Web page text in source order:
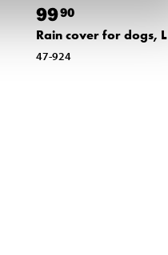
9990
Rain cover for dogs, L
47-924